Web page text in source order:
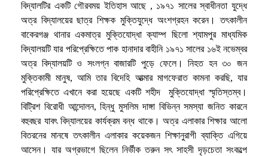
বিদ্যালটির একটি গৌরবময় ইতিহাস আছে , ১৯৭১ সালের স্বাধীনতা যুদ্ধে
অত্র বিদ্যালয়ের ছাত্র শিক্ষক মুক্তিযুদ্ধে অংশগ্রহন করেন। তৎকালীন
বাকেরগঞ্জ থানার একমাত্র মুক্তিযোদ্ধা ক্যাম্প ছিলো শ্যামপুর মাধ্যমিক
বিদ্যালয়টি যার পরিপ্রেক্ষিতে পাক হানাদার বাহীনি ১৯৭১ সালের ১৬ই নভেম্বর
অত্র বিদ্যালয়টি ও সংলগ্ন বাজারটি পুড়ে ফেলে। নিহত হন ৩০ জন
মুক্তিকামী মানুষ, আমি তার বিদেহি আত্মার মাগফেরাত কামনা করছি, যার
পরিপ্রেক্ষিতে এখানে করা হয়েছে একটি শহীদ মুক্তিযোদ্ধা স্মৃতিস্তম্ব।
বিট্রিশ বিরোধী আন্দোলন, হিন্ধু মুসলিম দাঙ্গা বিভিন্ন সমস্যা জনিত কারনে
বহুবছর যাবৎ বিদ্যালয়ের কার্যক্রম বন্ধ থাকে। অত্র এলাকার শিক্ষার আলো
বিতরনের মানষে তৎকালীন এলাকার কয়েকজন শিক্ষানুরাগী ব্যাক্তি এগিয়ে
আসেন। যার অগ্রভাগে ছিলেন নির্ভীক তরুন সৎ সাহসী দৃড়চেতা সংকল্পে